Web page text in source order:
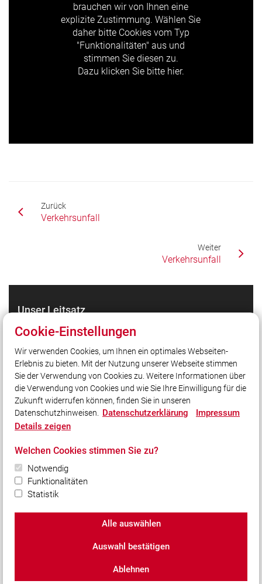
brauchen wir von Ihnen eine
explizite Zustimmung. Wählen Sie
daher bitte Cookies vom Typ
"Funktionalitäten" aus und
stimmen Sie diesen zu.
Dazu klicken Sie bitte hier.
Zurück
Verkehrsunfall
Weiter
Verkehrsunfall
Unser Leitsatz
Gott zur Ehr' - dem Nächsten zur Wehr
Quicklinks
Feuerwehr Ingolstadt
Social Media
Bleiben Sie mit uns in Kontakt und vernetzen Sie sich
mit uns!
© 2026 Freiwillige Feuerwehr Ingolstadt-Zuchering e.V.
Datenschutz|Cookie-Einstellungen
Cookie-Einstellungen
Wir verwenden Cookies, um Ihnen ein optimales Webseiten-
Erlebnis zu bieten. Mit der Nutzung unserer Webseite stimmen
Sie der Verwendung von Cookies zu. Weitere Informationen über
die Verwendung von Cookies und wie Sie Ihre Einwilligung für die
Zukunft widerrufen können, finden Sie in unseren
Datenschutzhinweisen. Datenschutzerklärung
Impressum
Details zeigen
Welchen Cookies stimmen Sie zu?
Notwendig
Funktionalitäten
Statistik
Alle auswählen
Auswahl bestätigen
Ablehnen